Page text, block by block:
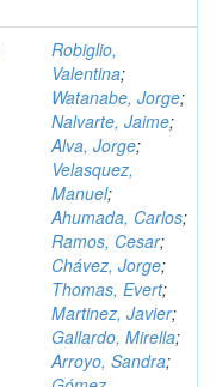
Robiglio,
Valentina;
Watanabe, Jorge;
Nalvarte, Jaime;
Alva, Jorge;
Velasquez,
Manuel;
Ahumada, Carlos;
Ramos, Cesar;
Chávez, Jorge;
Thomas, Evert;
Martinez, Javier;
Gallardo, Mirella;
Arroyo, Sandra;